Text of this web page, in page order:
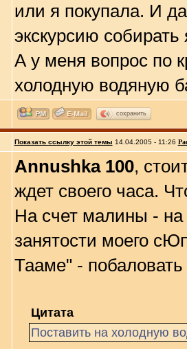
или я покупала. И
экскурсию
А у меня вопрос по
холодную водяную
сохранить
Показать ссылку этой темы 14.04.2005 - 11:26
Annushka 100,
ждет своего часа.
На счет малины -
занятости моего
Тааме" -
Цитата
Поставить на холодную